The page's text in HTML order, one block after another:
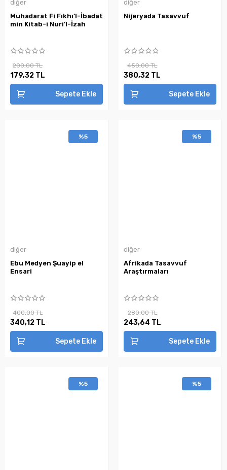
diğer
Muhadarat Fi Fıkhı’l-İbadat
min Kitab-i Nuri’l-İzah
200,00 TL
179,32 TL
Sepete Ekle
diğer
Nijeryada Tasavvuf
450,00 TL
380,32 TL
Sepete Ekle
%5
diğer
Ebu Medyen Şuayip el
Ensari
400,00 TL
340,12 TL
Sepete Ekle
%5
diğer
Afrikada Tasavvuf
Araştırmaları
280,00 TL
243,64 TL
Sepete Ekle
%5 %5